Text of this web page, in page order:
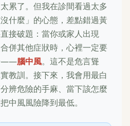
累了。但我在診間看過太多
什麼」的心態，差點錯過黃
接破題：當你或家人出現
併其他症狀時，心裡一定要
——腦中風。這不是危言聳
教訓。接下來，我會用最白
辨危險的手麻、當下該怎麼
中風風險降到最低。